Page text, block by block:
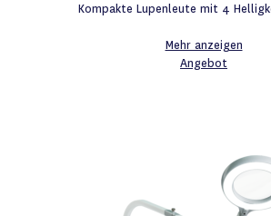
Kompakte Lupenleute mit 4
Mehr anzeigen
Angebot